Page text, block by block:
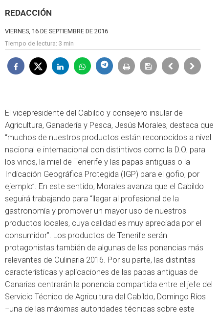
REDACCIÓN
VIERNES, 16 DE SEPTIEMBRE DE 2016
Tiempo de lectura: 3 min
El vicepresidente del Cabildo y consejero insular de
Agricultura, Ganadería y Pesca, Jesús Morales, destaca que
“muchos de nuestros productos están reconocidos a nivel
nacional e internacional con distintivos como la D.O. para
los vinos, la miel de Tenerife y las papas antiguas o la
Indicación Geográfica Protegida (IGP) para el gofio, por
ejemplo”. En este sentido, Morales avanza que el Cabildo
seguirá trabajando para “llegar al profesional de la
gastronomía y promover un mayor uso de nuestros
productos locales, cuya calidad es muy apreciada por el
consumidor”. Los productos de Tenerife serán
protagonistas también de algunas de las ponencias más
relevantes de Culinaria 2016. Por su parte, las distintas
características y aplicaciones de las papas antiguas de
Canarias centrarán la ponencia compartida entre el jefe del
Servicio Técnico de Agricultura del Cabildo, Domingo Ríos
−una de las máximas autoridades técnicas sobre este